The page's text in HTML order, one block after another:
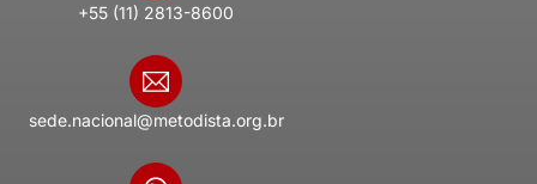
+55 (11) 2813-8600
sede.nacional@metodista.org.br